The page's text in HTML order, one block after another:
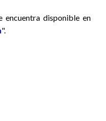
encuentra disponible en
".